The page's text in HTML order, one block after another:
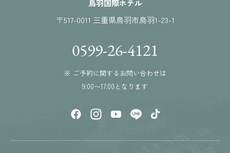
鳥羽国際ホテル
〒517-0011 三重県鳥羽市鳥羽1-23-1
0599-26-4121
※ ご予約に関するお問い合わせは
9:00〜17:00となります